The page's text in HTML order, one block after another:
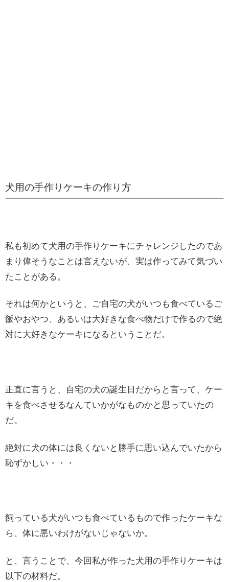
犬用の手作りケーキの作り方
私も初めて犬用の手作りケーキにチャレンジしたのであ
まり偉そうなことは言えないが、実は作ってみて気づい
たことがある。
それは何かというと、ご自宅の犬がいつも食べているご
飯やおやつ、あるいは大好きな食べ物だけで作るので絶
対に大好きなケーキになるということだ。
正直に言うと、自宅の犬の誕生日だからと言って、ケー
キを食べさせるなんていかがなものかと思っていたの
だ。
絶対に犬の体には良くないと勝手に思い込んでいたから
恥ずかしい・・・
飼っている犬がいつも食べているもので作ったケーキな
ら、体に悪いわけがないじゃないか。
と、言うことで、今回私が作った犬用の手作りケーキは
以下の材料だ。